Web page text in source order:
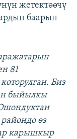
жетектөөчү
баарын
81
Биз
быйылкы
өз
карышкыр